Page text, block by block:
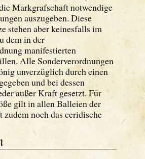
Markgrafschaft notwendige
auszugeben. Diese
stehen aber keinesfalls im
dem in der
manifestierten
Alle Sonderverordnungen
unverzüglich durch einen
und bei dessen
außer Kraft gesetzt. Für
gilt in allen Balleien der
noch das ceridische